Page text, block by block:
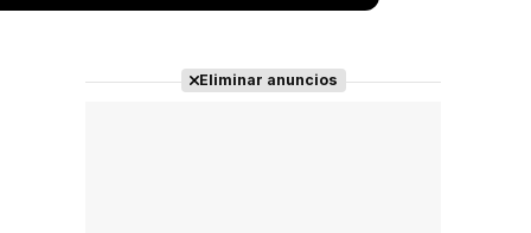
Eliminar anuncios